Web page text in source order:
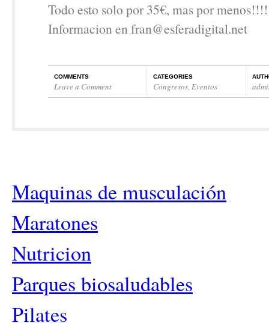
Todo esto solo por 35€, mas por menos!!!!
Informacion en fran@esferadigital.net
COMMENTS
Leave a Comment
CATEGORIES
Congresos, Eventos
Maquinas de musculación
Maratones
Nutricion
Parques biosaludables
Pilates